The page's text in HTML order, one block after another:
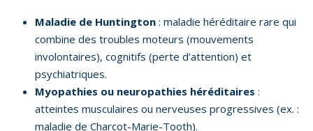
Maladie de Huntington : maladie héréditaire rare qui
combine des troubles moteurs (mouvements
involontaires), cognitifs (perte d’attention) et
psychiatriques.
Myopathies ou neuropathies héréditaires :
atteintes musculaires ou nerveuses progressives (ex. :
maladie de Charcot-Marie-Tooth).